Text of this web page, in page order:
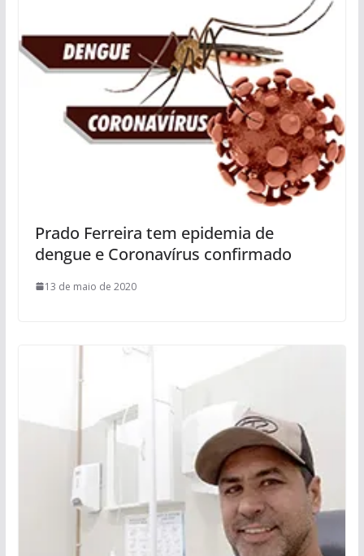
Prado Ferreira tem epidemia de
dengue e Coronavírus confirmado
13 de maio de 2020